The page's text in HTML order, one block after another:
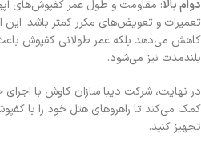
دوام بالا: مقاومت و طول عمر کفپوش‌های
تعمیرات و تعویض‌های مکرر کمتر باشد. این
کاهش می‌دهد بلکه عمر طولانی کفپوش
بلندمدت نیز می‌شود.
در نهایت، شرکت دیبا سازان کاوش با
کمک می‌کند تا راهروهای هتل خود را با
تجهیز کنید.